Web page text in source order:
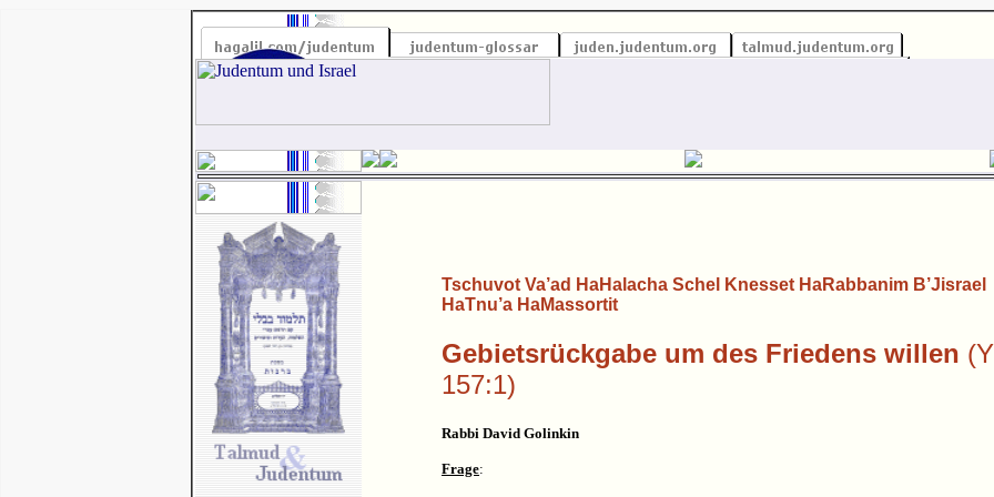
Tschuvot Va’ad HaHalacha Schel Knesset HaRabbanim B’Jisrael
HaTnu’a HaMassortit
Gebietsrückgabe um des Friedens willen
157:1)
Rabbi David Golinkin
Frage: